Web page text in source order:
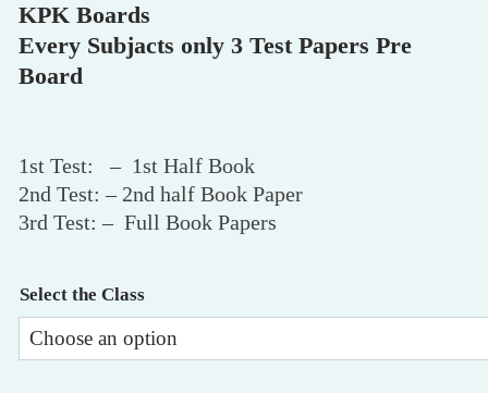
through
KPK Boards
Every Subjacts only 3 Test Papers Pre
Board
1st Test: – 1st Half Book
2nd Test: – 2nd half Book Paper
3rd Test: – Full Book Papers
Select the Class